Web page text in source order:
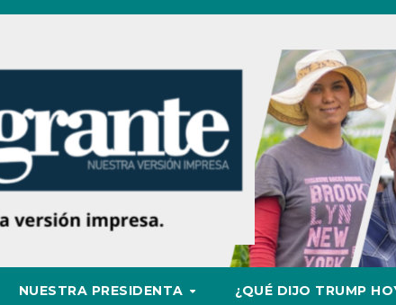
NUESTRA PRESIDENTA ¿QUÉ DIJO TRUMP